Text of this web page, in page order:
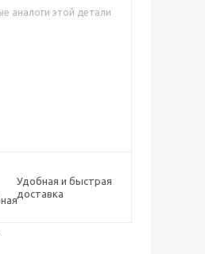
аналоги этой детали
Удобная и быстрая
доставка